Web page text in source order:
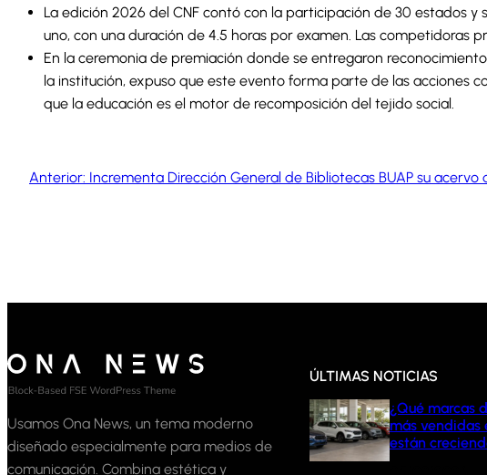
La edición 2026 del CNF contó con la participación de 30 estados y
uno, con una duración de 4.5 horas por examen. Las competidoras
En la ceremonia de premiación donde se entregaron
la institución, expuso que este evento forma parte de las acciones
que la educación es el motor de recomposición del tejido social.
Anterior: Incrementa Dirección General de Bibliotecas BUAP su acervo
Usamos Ona News, un tema moderno
diseñado especialmente para medios de
comunicación. Combina estética y
ÚLTIMAS NOTICIAS
¿Qué marcas
más vendidas
están